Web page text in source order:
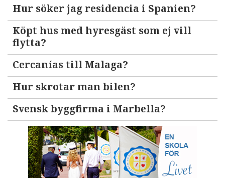
Hur söker jag residencia i Spanien?
Köpt hus med hyresgäst som ej vill
flytta?
Cercanías till Malaga?
Hur skrotar man bilen?
Svensk byggfirma i Marbella?